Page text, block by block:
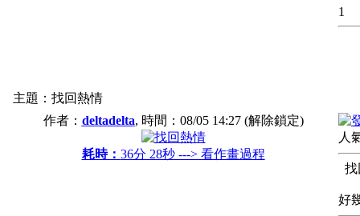
1
主題：找回熱情
作者： deltadelta, 時間： 08/05 14:27(解除鎖定)
耗時： 36分 28秒 ---> 看作畫過程
人
找
好